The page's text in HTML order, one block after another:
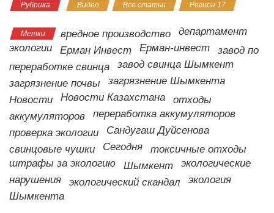
at
s
A
p
p
c
e
b
o
o
k
tt
er
n
o
kl
a
ss
ni
ki
e
gr
a
m
.R
u
er р
а
в
и
Рубрика Видео Все статьи Регион 17
Метки вредное производство
департамент
экологии
Ерман Инвест Ерман-инвест
завод по
переработке свинца
завод свинца Шымкент
загрязнение почвы
загрязнение Шымкента
Новости
Новости Казахстана
отходы
аккумуляторов
переработка аккумуляторов
проверка экологии
Сандугаш Дуйсенова
свинцовые чушки
Сегодня
токсичные отходы
штрафы за экологию
Шымкент
экологические
нарушения
экологический скандал
экология
Шымкента